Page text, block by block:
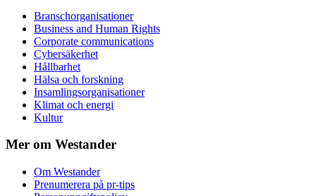
Branschorganisationer
Business and Human Rights
Corporate communications
Cybersäkerhet
Hållbarhet
Hälsa och forskning
Insamlingsorganisationer
Klimat och energi
Kultur
Mer om Westander
Om Westander
Prenumerera på pr-tips